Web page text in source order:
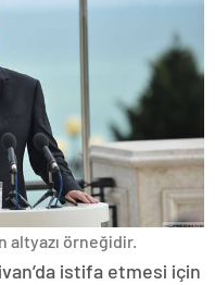
altyazı örneğidir.
istifa etmesi için